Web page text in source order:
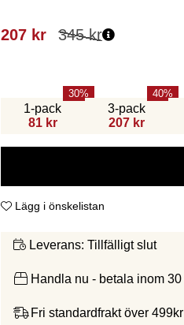
345kr
207 kr
1-pack
81 kr
30
3-pack
207 kr
40
Lägg i önskelistan
Leverans: Tillfälligt slut
Handla nu - betala inom
Fri standardfrakt över 499kr